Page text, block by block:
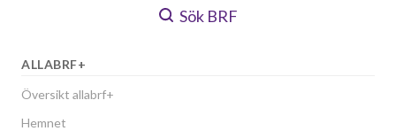
Sök BRF
ALLABRF+
Översikt allabrf+
Hemnet